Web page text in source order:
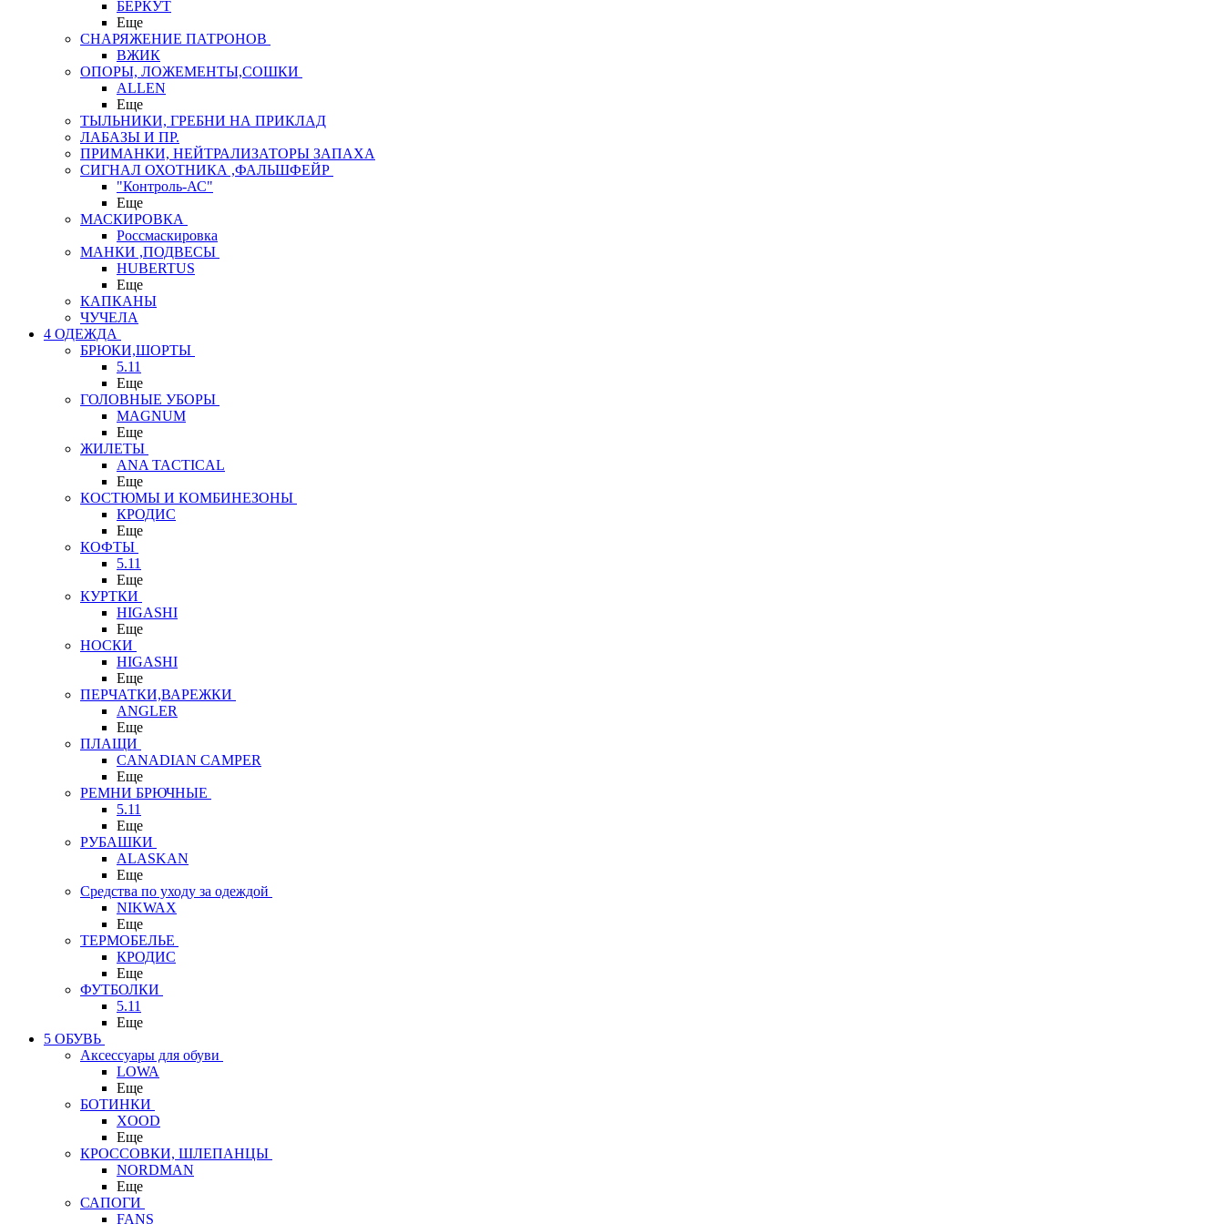
БЕРКУТ
Еще
СНАРЯЖЕНИЕ ПАТРОНОВ
ВЖИК
ОПОРЫ, ЛОЖЕМЕНТЫ,СОШКИ
ALLEN
Еще
ТЫЛЬНИКИ, ГРЕБНИ НА ПРИКЛАД
ЛАБАЗЫ И ПР.
ПРИМАНКИ, НЕЙТРАЛИЗАТОРЫ ЗАПАХА
СИГНАЛ ОХОТНИКА ,ФАЛЬШФЕЙР
"Контроль-АС"
Еще
МАСКИРОВКА
Россмаскировка
МАНКИ ,ПОДВЕСЫ
HUBERTUS
Еще
КАПКАНЫ
ЧУЧЕЛА
4 ОДЕЖДА
БРЮКИ,ШОРТЫ
5.11
Еще
ГОЛОВНЫЕ УБОРЫ
MAGNUM
Еще
ЖИЛЕТЫ
ANA TACTICAL
Еще
КОСТЮМЫ И КОМБИНЕЗОНЫ
КРОДИС
Еще
КОФТЫ
5.11
Еще
КУРТКИ
HIGASHI
Еще
НОСКИ
HIGASHI
Еще
ПЕРЧАТКИ,ВАРЕЖКИ
ANGLER
Еще
ПЛАЩИ
CANADIAN CAMPER
Еще
РЕМНИ БРЮЧНЫЕ
5.11
Еще
РУБАШКИ
ALASKAN
Еще
Средства по уходу за одеждой
NIKWAX
Еще
ТЕРМОБЕЛЬЕ
КРОДИС
Еще
ФУТБОЛКИ
5.11
Еще
5 ОБУВЬ
Аксессуары для обуви
LOWA
Еще
БОТИНКИ
XOOD
Еще
КРОССОВКИ, ШЛЕПАНЦЫ
NORDMAN
Еще
САПОГИ
FANS